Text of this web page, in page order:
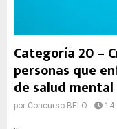
Categoría 20 –
personas que
de salud mental
por Concurso BELO 14